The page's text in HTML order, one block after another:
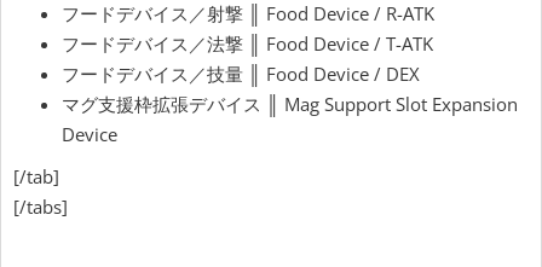
フードデバイス／射撃 ║ Food Device / R-ATK
フードデバイス／法撃 ║ Food Device / T-ATK
フードデバイス／技量 ║ Food Device / DEX
マグ支援枠拡張デバイス ║ Mag Support Slot Expansion
Device
[/tab]
[/tabs]